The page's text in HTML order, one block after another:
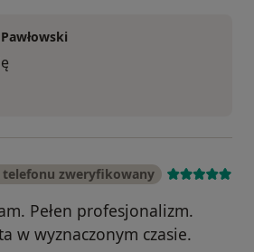
telefonu zweryfikowany
Pełen profesjonalizm.
w wyznaczonym czasie.